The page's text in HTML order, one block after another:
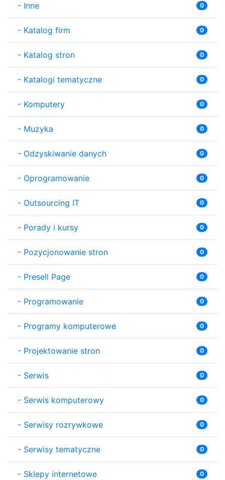
- Inne 0
- Katalog firm 0
- Katalog stron 0
- Katalogi tematyczne 0
- Komputery 0
- Muzyka 0
- Odzyskiwanie danych 0
- Oprogramowanie 0
- Outsourcing IT 0
- Porady i kursy 0
- Pozycjonowanie stron 0
- Presell Page 0
- Programowanie 0
- Programy komputerowe 0
- Projektowanie stron 0
- Serwis 0
- Serwis komputerowy 0
- Serwisy rozrywkowe 0
- Serwisy tematyczne 0
- Sklepy internetowe 0